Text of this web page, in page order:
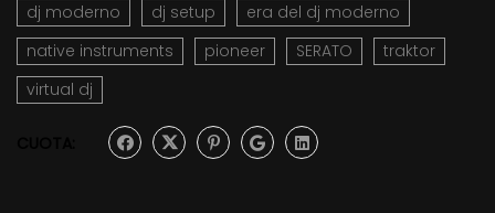
dj moderno
dj setup
era del dj moderno
native instruments
pioneer SERATO
traktor
virtual dj